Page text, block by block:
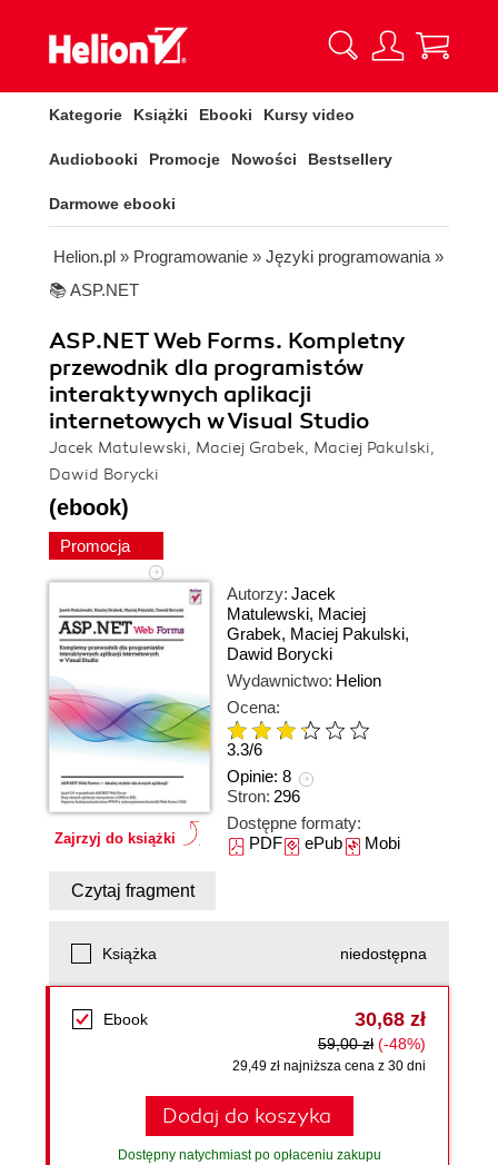
Kategorie Książki Ebooki Kursy video
Audiobooki Promocje Nowości Bestsellery
Darmowe ebooki
Helion.pl » Programowanie » Języki programowania »
📚 ASP.NET
ASP.NET Web Forms. Kompletny
przewodnik dla programistów
interaktywnych aplikacji
internetowych w Visual Studio
Jacek Matulewski, Maciej Grabek, Maciej Pakulski,
Dawid Borycki
(ebook)
Promocja
Zajrzyj do książki
Autorzy: Jacek
Matulewski, Maciej
Grabek, Maciej Pakulski,
Dawid Borycki
Wydawnictwo: Helion
Ocena:
3.3/6
Opinie: 8
Stron: 296
Dostępne formaty:
PDFePubMobi
Czytaj fragment
Książka niedostępna
Ebook 30,68 zł
59,00 zł (-48%)
29,49 zł najniższa cena z 30 dni
Dodaj do koszyka
Dostępny natychmiast po opłaceniu zakupu